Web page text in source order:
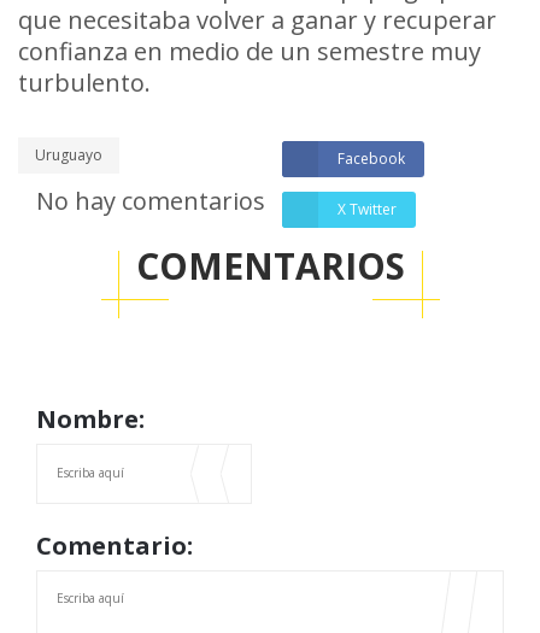
que necesitaba volver a ganar y recuperar
confianza en medio de un semestre muy
turbulento.
Uruguayo Facebook
X Twitter
COMENTARIOS
Nombre:
Comentario:
No hay comentarios